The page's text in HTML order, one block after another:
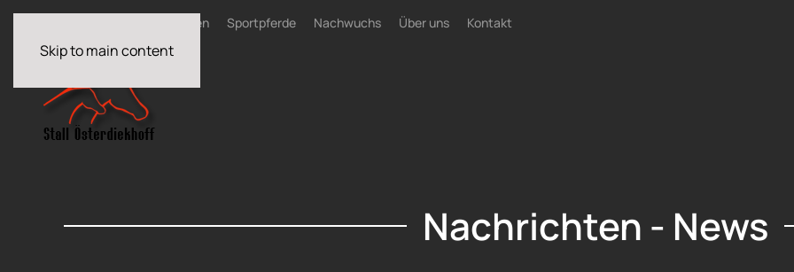
Skip to main content
Zuchtstuten Sportpferde Nachwuchs Über uns Kontakt
Nachrichten - News